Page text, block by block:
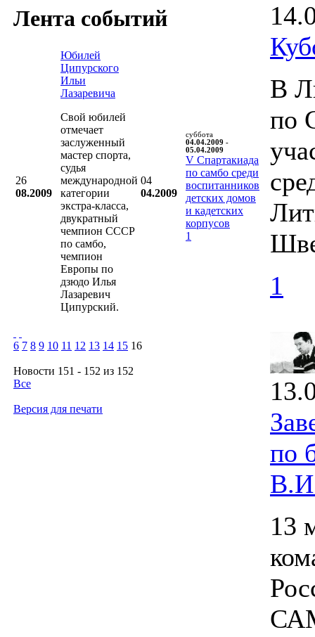
Лента событий
26
08.2009
Юбилей
Ципурского
Ильи
Лазаревича
Свой юбилей
отмечает
заслуженный
мастер спорта,
судья
международной
категории
экстра-класса,
двукратный
чемпион СССР
по самбо,
чемпион
Европы по
дзюдо Илья
Лазаревич
Ципурский.
04
04.2009
суббота
04.04.2009 -
05.04.2009
V Cпартакиада
по самбо среди
воспитанников
детских домов
и кадетских
корпусов
1
6 7 8 9 10 11 12 13 14 15 16
Новости 151 - 152 из 152
Все
Версия для печати
В
по
1
по
13